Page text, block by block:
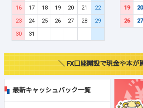
16
17 18 19 20 21
22
23
24 25 26 27 28
29
30
31
19
20
26
27
＼ FX口座開設で現金や本が
最新キャッシュバック一覧